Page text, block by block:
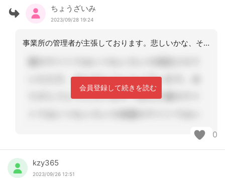
ちょうざいみ
2023/09/28 19:24
事業所の管理者が主張しております。悲しいかな、そのヘルパー事務所しかないと言う・
会員登録して続きを読む
0
kzy365
2023/09/26 12:51